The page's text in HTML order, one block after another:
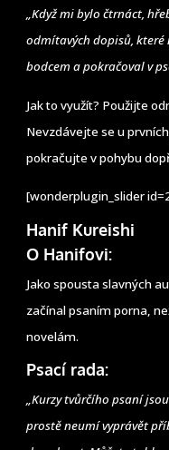
„Když mi bylo čtrnáct,
odmítavých dopisů, které
bodcem a pokračoval v
Jak to využít? Použijte
Nevzdávejte se u
pokračujte v pohybu
[wonderplugin_slider
Hanif Kureishi
O Hanifovi:
Jako spousta slavných
začínal psaním porna,
novelám.
Psací rada:
„Kurzy tvůrčího psaní
prostě neumí vyprávět